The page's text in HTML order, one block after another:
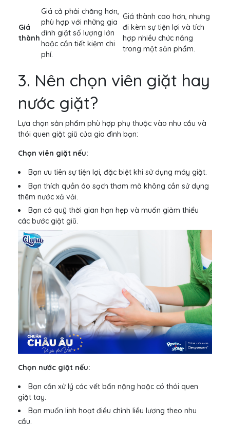
Giá
thành
Giá cả phải chăng hơn,
phù hợp với những gia
đình giặt số lượng lớn
hoặc cần tiết kiệm chi
phí.
Giá thành cao hơn, nhưng
đi kèm sự tiện lợi và tích
hợp nhiều chức năng
trong một sản phẩm.
3. Nên chọn viên giặt hay
nước giặt?
Lựa chọn sản phẩm phù hợp phụ thuộc vào nhu cầu và
thói quen giặt giũ của gia đình bạn:
Chọn viên giặt nếu:
Bạn ưu tiên sự tiện lợi, đặc biệt khi sử dụng máy giặt.
Bạn thích quần áo sạch thơm mà không cần sử dụng
thêm nước xả vải.
Bạn có quỹ thời gian hạn hẹp và muốn giảm thiểu
các bước giặt giũ.
Chọn nước giặt nếu:
Bạn cần xử lý các vết bẩn nặng hoặc có thói quen
giặt tay.
Bạn muốn linh hoạt điều chỉnh liều lượng theo nhu
cầu.